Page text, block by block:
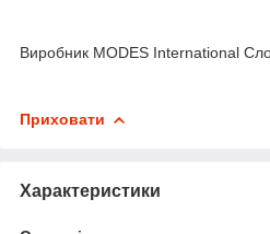
Виробник MODES International
Приховати
Характеристики